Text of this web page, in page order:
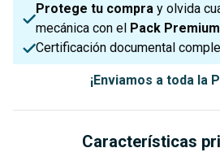
Protege tu compra y olvida
mecánica con el Pack Premium
Certificación documental
¡Enviamos a toda la
Características